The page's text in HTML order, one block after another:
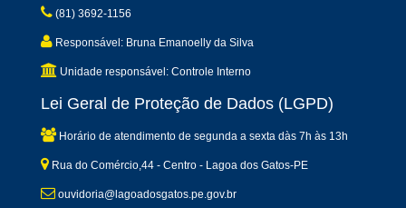
(81) 3692-1156
Responsável: Bruna Emanoelly da Silva
Unidade responsável: Controle Interno
Lei Geral de Proteção de Dados (LGPD)
Horário de atendimento de segunda a sexta dàs 7h às 13h
Rua do Comércio,44 - Centro - Lagoa dos Gatos-PE
ouvidoria@lagoadosgatos.pe.gov.br